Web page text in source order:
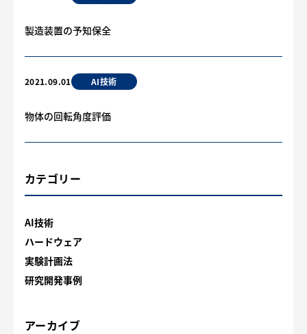
製造装置の予知保全
2021.09.01 AI技術
物体の回転角度評価
カテゴリー
AI技術
ハードウェア
実験計画法
研究開発事例
アーカイブ